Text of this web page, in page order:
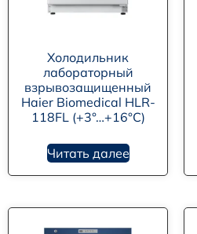
Холодильник
лабораторный
взрывозащищенный
Haier Biomedical HLR-
118FL (+3°…+16°C)
Читать далее